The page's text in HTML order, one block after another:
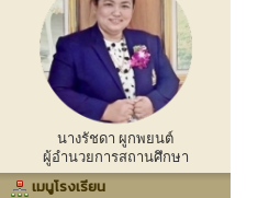
นางรัชดา ผูกพยนต์
ผู้อำนวยการสถานศึกษา
เมนูโรงเรียน